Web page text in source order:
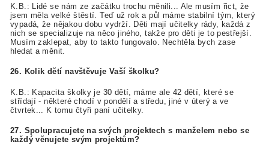
K.B.: Lidé se nám ze začátku trochu měnili... Ale musím řict, že
jsem měla velké štěstí. Teď už rok a půl máme stabilní tým, který
vypadá, že nějakou dobu vydrží. Děti mají učitelky rády, každá z
nich se specializuje na něco jiného, takže pro děti je to pestřejší.
Musím zaklepat, aby to takto fungovalo. Nechtěla bych zase
hledat a měnit.
26. Kolik dětí navštěvuje Vaší školku?
K.B.: Kapacita školky je 30 dětí, máme ale 42 dětí, které se
střídají - některé chodí v pondělí a středu, jiné v úterý a ve
čtvrtek... K tomu čtyři paní učitelky.
27. Spolupracujete na svých projektech s manželem nebo se
každý věnujete svým projektům?